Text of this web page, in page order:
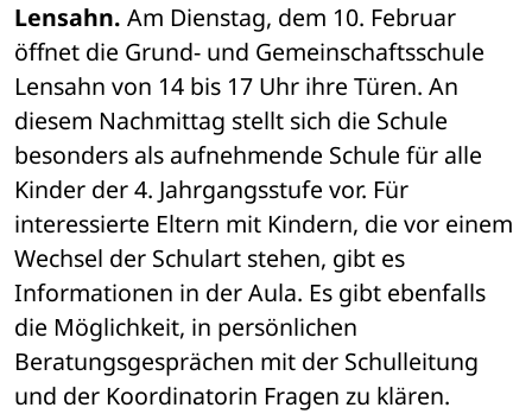
Lensahn. Am Dienstag, dem 10. Februar
öffnet die Grund- und Gemeinschaftsschule
Lensahn von 14 bis 17 Uhr ihre Türen. An
diesem Nachmittag stellt sich die Schule
besonders als aufnehmende Schule für alle
Kinder der 4. Jahrgangsstufe vor. Für
interessierte Eltern mit Kindern, die vor einem
Wechsel der Schulart stehen, gibt es
Informationen in der Aula. Es gibt ebenfalls
die Möglichkeit, in persönlichen
Beratungsgesprächen mit der Schulleitung
und der Koordinatorin Fragen zu klären.